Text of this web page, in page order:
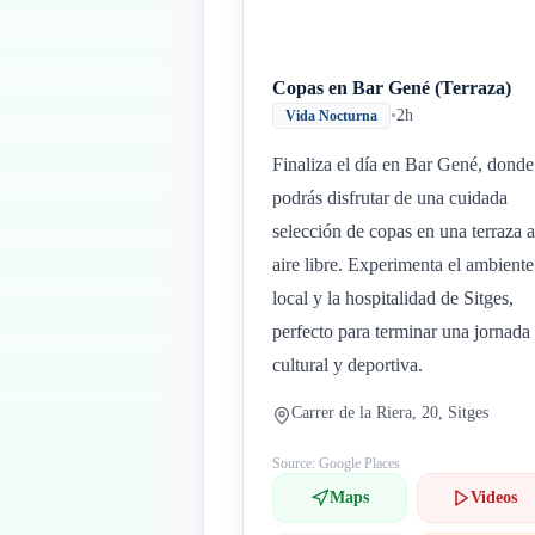
Copas en Bar Gené (Terraza)
Vida Nocturna •2h
Finaliza el día en Bar Gené, donde
podrás disfrutar de una cuidada
selección de copas en una terraza
aire libre. Experimenta el ambiente
local y la hospitalidad de Sitges,
perfecto para terminar una jornada
cultural y deportiva.
Carrer de la Riera, 20, Sitges
Source: Google Places
Maps Videos